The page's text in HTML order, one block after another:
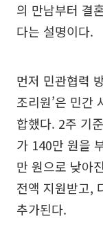
의 만남부터 결
다는 설명이다.
먼저 민관협력
조리원’은 민간
합했다. 2주 기
가 140만 원을
만 원으로 낮아
전액 지원받고,
추가된다.